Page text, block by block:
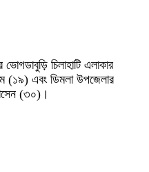
চিলাহাটি এলাকার
(১৯) এবং ডিমলা উপজেলার
(৩০)।